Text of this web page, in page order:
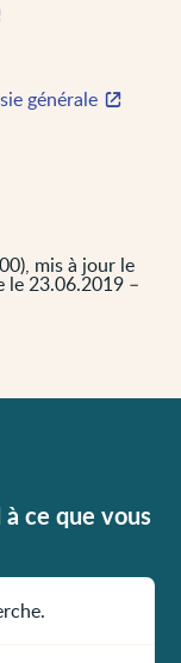
générale
mis à jour le
le 23.06.2019 –
ce que vous